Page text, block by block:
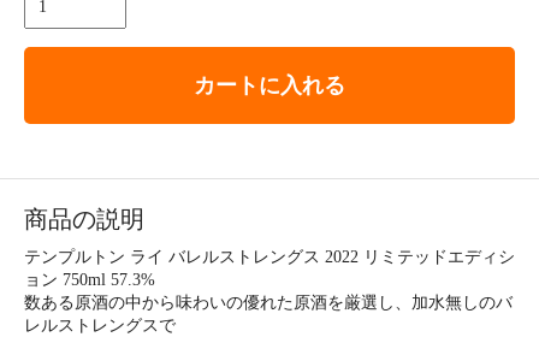
カートに入れる
商品の説明
テンプルトン ライ バレルストレングス 2022 リミテッドエディシ
ョン 750ml 57.3%
数ある原酒の中から味わいの優れた原酒を厳選し、加水無しのバ
レルストレングスで